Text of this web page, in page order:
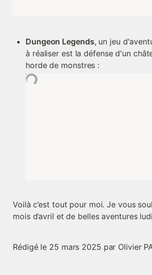
Dungeon Legends, un jeu
à réaliser est la défense d'un
horde de monstres :
Voilà c’est tout pour moi. Je vous
mois d’avril et de belles aventures
Rédigé le 25 mars 2025 par Olivier